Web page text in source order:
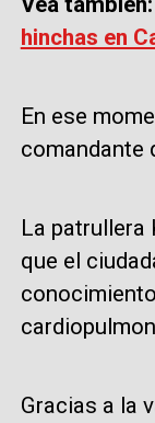
hinchas en
En ese
comandante
La patrullera
que el
Gracias a la